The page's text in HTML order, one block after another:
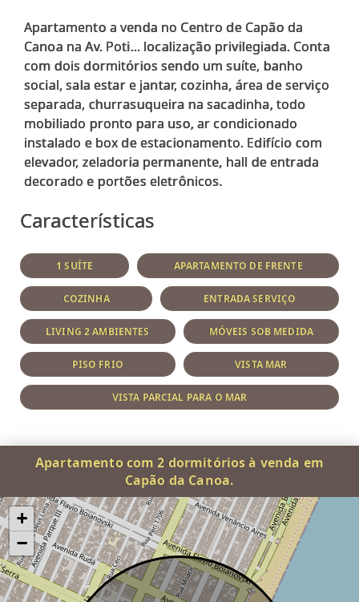
Apartamento a venda no Centro de Capão da
Canoa na Av. Poti... localização privilegiada. Conta
com dois dormitórios sendo um suíte, banho
social, sala estar e jantar, cozinha, área de serviço
separada, churrasuqueira na sacadinha, todo
mobiliado pronto para uso, ar condicionado
instalado e box de estacionamento. Edifício com
elevador, zeladoria permanente, hall de entrada
Características
1 SUÍTE APARTAMENTO DE FRENTE
COZINHA ENTRADA SERVIÇO
LIVING 2 AMBIENTES MÓVEIS SOB MEDIDA
PISO FRIO VISTA MAR
VISTA PARCIAL PARA O MAR
Apartamento com 2 dormitórios à venda em
Capão da Canoa.
+
−